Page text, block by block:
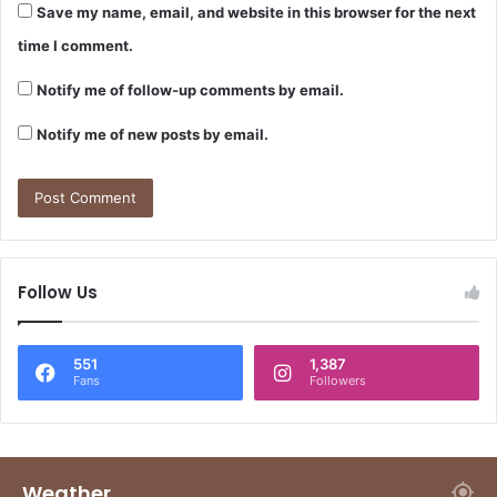
Save my name, email, and website in this browser for the next
time I comment.
Notify me of follow-up comments by email.
Notify me of new posts by email.
Follow Us
551
Fans
1,387
Followers